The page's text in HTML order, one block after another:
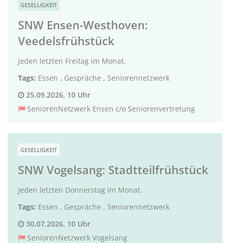
GESELLIGKEIT
SNW Ensen-Westhoven:
Veedelsfrühstück
Jeden letzten Freitag im Monat.
Tags: Essen , Gespräche , Seniorennetzwerk
25.09.2026, 10 Uhr
SeniorenNetzwerk Ensen c/o Seniorenvertretung
GESELLIGKEIT
SNW Vogelsang: Stadtteilfrühstück
Jeden letzten Donnerstag im Monat.
Tags: Essen , Gespräche , Seniorennetzwerk
30.07.2026, 10 Uhr
SeniorenNetzwerk Vogelsang